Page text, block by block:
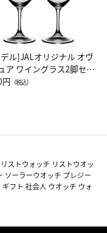
ル]JALオリジナル オヴ
ア ワイングラス2脚セッ
ッドワイン）
（税込）
ストウォッチ リストウオッ
ソーラーウオッチ プレジー
フト 社会人 ウオッチ ウォ